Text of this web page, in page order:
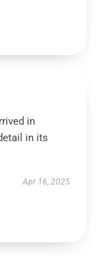
in
in its
Apr 16, 2025